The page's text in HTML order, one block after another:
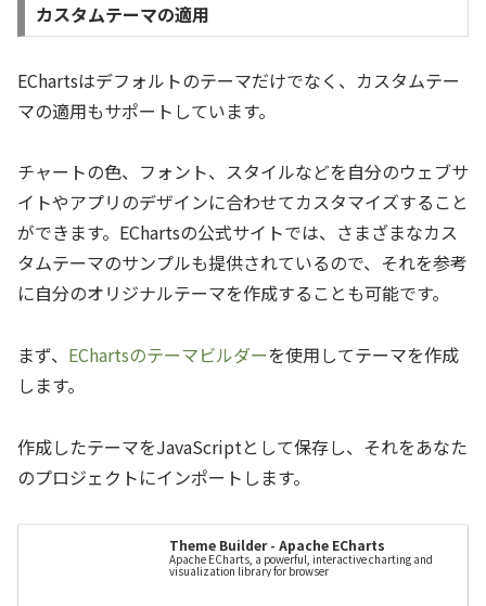
カスタムテーマの適用
EChartsはデフォルトのテーマだけでなく、カスタムテー
マの適用もサポートしています。
チャートの色、フォント、スタイルなどを自分のウェブサ
イトやアプリのデザインに合わせてカスタマイズすること
ができます。EChartsの公式サイトでは、さまざまなカス
タムテーマのサンプルも提供されているので、それを参考
に自分のオリジナルテーマを作成することも可能です。
まず、 EChartsのテーマビルダーを使用してテーマを作成
します。
作成したテーマをJavaScriptとして保存し、それをあなた
のプロジェクトにインポートします。
Theme Builder - Apache ECharts
Apache ECharts, a powerful, interactive charting and
visualization library for browser